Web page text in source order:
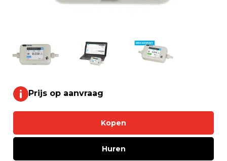
Prijs op aanvraag
Huren
Kopen